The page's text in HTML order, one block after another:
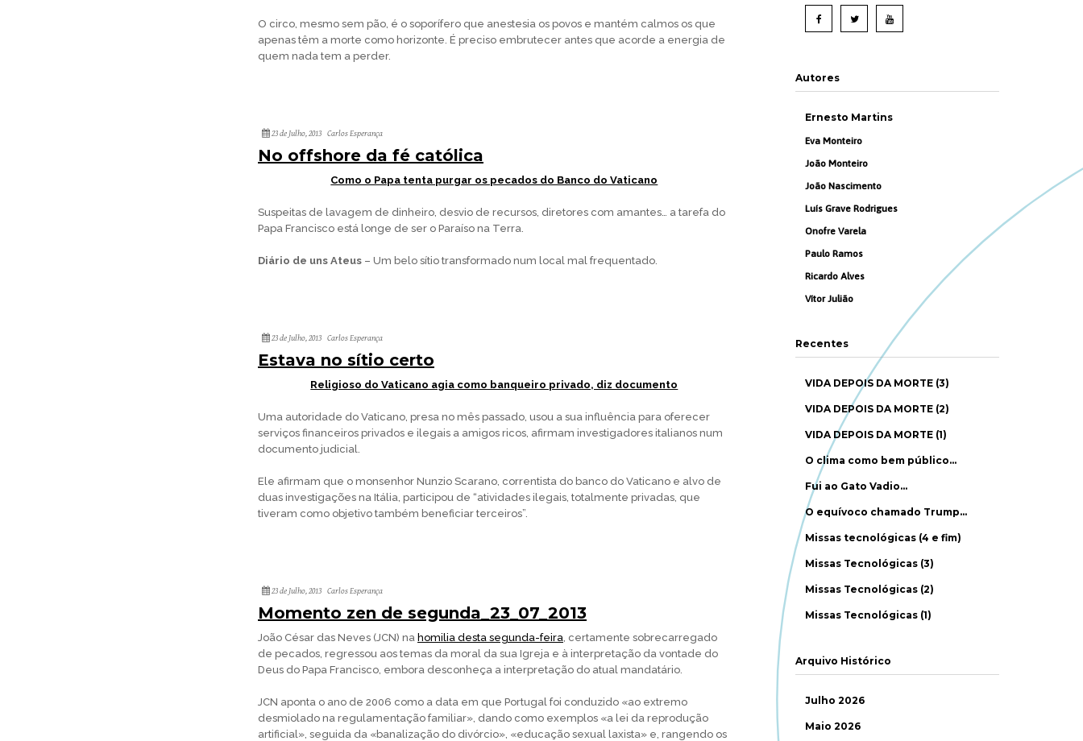
O circo, mesmo sem pão, é o soporífero que anestesia os povos e mantém calmos os que
apenas têm a morte como horizonte. É preciso embrutecer antes que acorde a energia de
quem nada tem a perder.
23 de Julho, 2013 Carlos Esperança
No offshore da fé católica
Como o Papa tenta purgar os pecados do Banco do Vaticano
Suspeitas de lavagem de dinheiro, desvio de recursos, diretores com amantes… a tarefa do
Papa Francisco está longe de ser o Paraíso na Terra.
Diário de uns Ateus – Um belo sítio transformado num local mal frequentado.
23 de Julho, 2013 Carlos Esperança
Estava no sítio certo
Religioso do Vaticano agia como banqueiro privado, diz documento
Uma autoridade do Vaticano, presa no mês passado, usou a sua influência para oferecer
serviços financeiros privados e ilegais a amigos ricos, afirmam investigadores italianos num
documento judicial.
Ele afirmam que o monsenhor Nunzio Scarano, correntista do banco do Vaticano e alvo de
duas investigações na Itália, participou de “atividades ilegais, totalmente privadas, que
tiveram como objetivo também beneficiar terceiros”.
23 de Julho, 2013 Carlos Esperança
Momento zen de segunda_23_07_2013
João César das Neves (JCN) na homilia desta segunda-feira, certamente sobrecarregado
de pecados, regressou aos temas da moral da sua Igreja e à interpretação da vontade do
Deus do Papa Francisco, embora desconheça a interpretação do atual mandatário.
JCN aponta o ano de 2006 como a data em que Portugal foi conduzido «ao extremo
desmiolado na regulamentação familiar», dando como exemplos «a lei da reprodução
artificial», seguida da «banalização do divórcio», «educação sexual laxista» e, rangendo os
Autores
Ernesto Martins
Eva Monteiro
João Monteiro
João Nascimento
Luís Grave Rodrigues
Onofre Varela
Paulo Ramos
Ricardo Alves
Vítor Julião
Recentes
VIDA DEPOIS DA MORTE (3)
VIDA DEPOIS DA MORTE (2)
VIDA DEPOIS DA MORTE (1)
O clima como bem público…
Fui ao Gato Vadio…
O equívoco chamado Trump…
Missas tecnológicas (4 e fim)
Missas Tecnológicas (3)
Missas Tecnológicas (2)
Missas Tecnológicas (1)
Arquivo Histórico
Julho 2026
Maio 2026